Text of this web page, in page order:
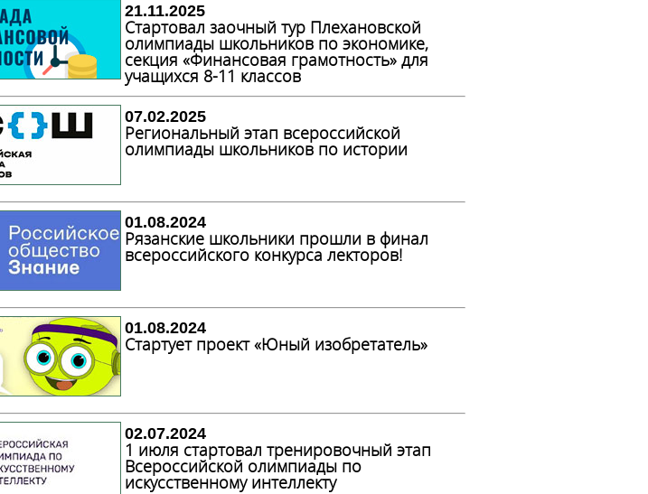
21.11.2025
Стартовал заочный тур Плехановской
олимпиады школьников по экономике,
секция «Финансовая грамотность» для
учащихся 8-11 классов
07.02.2025
Региональный этап всероссийской
олимпиады школьников по истории
01.08.2024
Рязанские школьники прошли в финал
всероссийского конкурса лекторов!
01.08.2024
Стартует проект «Юный изобретатель»
02.07.2024
1 июля стартовал тренировочный этап
Всероссийской олимпиады по
искусственному интеллекту